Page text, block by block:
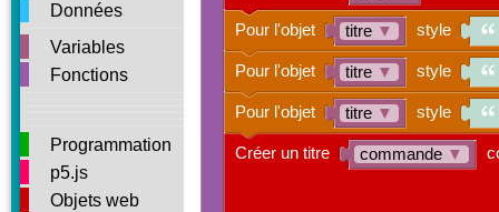
Données
Variables
Fonctions
Programmation
p5.js
Objets web
titre ▼
titre ▼
titre ▼
commande ▼
Créer un titre
Pour l'objet style
Pour l'objet style
Pour l'objet style